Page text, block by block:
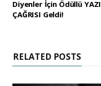
Diyenler İçin Ödüllü YAZI
ÇAĞRISI Geldi!
RELATED POSTS